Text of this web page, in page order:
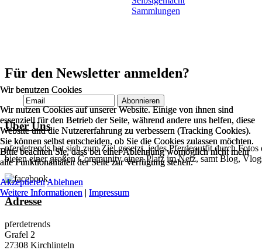
Sammlungen
Für den Newsletter anmelden?
Über Uns
pferdetrends hat sich zum Ziel gesetzt, jedes Pferdeoutfit durch
bieten einer großen Community einen Platz im Netz, samt Blog,
Adresse
pferdetrends
Grafel 2
27308 Kirchlinteln
Wir benutzen Cookies
Wir nutzen Cookies auf unserer Website. Einige von ihnen sind
essenziell für den Betrieb der Seite, während andere uns helfen, diese
Website und die Nutzererfahrung zu verbessern (Tracking Cookies).
Sie können selbst entscheiden, ob Sie die Cookies zulassen möchten.
Bitte beachten Sie, dass bei einer Ablehnung womöglich nicht mehr
alle Funktionalitäten der Seite zur Verfügung stehen.
AkzeptierenAblehnen
Weitere Informationen | Impressum
Wir benutzen Cookies
Wir nutzen Cookies auf unserer Website. Einige von ihnen sind
essenziell für den Betrieb der Seite, während andere uns helfen, diese
Website und die Nutzererfahrung zu verbessern (Tracking Cookies).
Sie können selbst entscheiden, ob Sie die Cookies zulassen möchten.
Bitte beachten Sie, dass bei einer Ablehnung womöglich nicht mehr
alle Funktionalitäten der Seite zur Verfügung stehen.
AkzeptierenAblehnen
Weitere Informationen | Impressum